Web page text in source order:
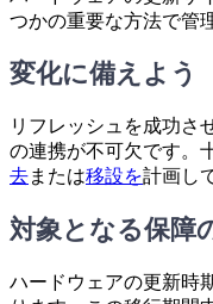
つかの重要な方法で管
変化に備えよう
リフレッシュを成功さ
の連携が不可欠です。
去または移設を計画し
対象となる保障
ハードウェアの更新時